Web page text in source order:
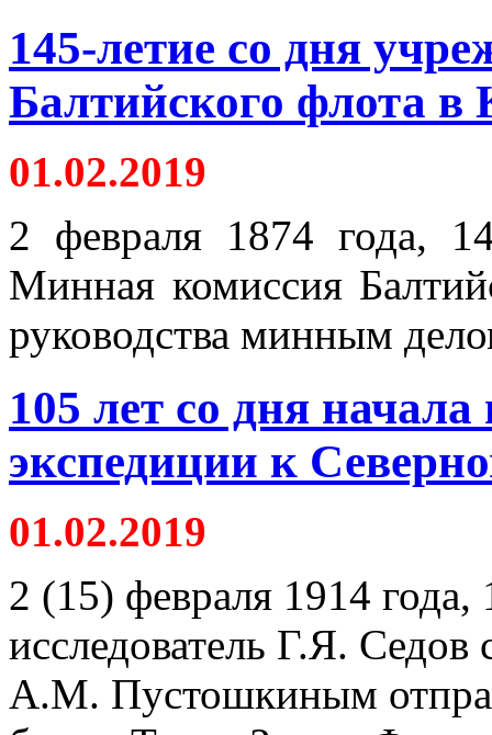
145-летие со дня
Балтийского флота в
01.02.2019
2 февраля 1874 года,
Минная комиссия
руководства минным
105 лет со дня
экспедиции к
01.02.2019
2 (15) февраля 1914 года,
исследователь Г.Я.
А.М. Пустошкиным